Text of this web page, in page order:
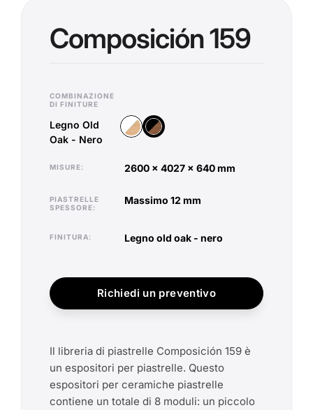
Composición 159
COMBINAZIONE
DI FINITURE
Legno Old
Oak - Nero
Legno Vicenza - Bianco
Legno Old Oak - Nero
MISURE 2600 x 4027 x 640 mm
PIASTRELLE
SPESSORE
massimo 12 mm
FINITURA legno old oak - nero
Richiedi un preventivo
Il libreria di piastrelle Composición 159 è
un espositori per piastrelle. Questo
espositori per ceramiche piastrelle
contiene un totale di 8 moduli: un piccolo